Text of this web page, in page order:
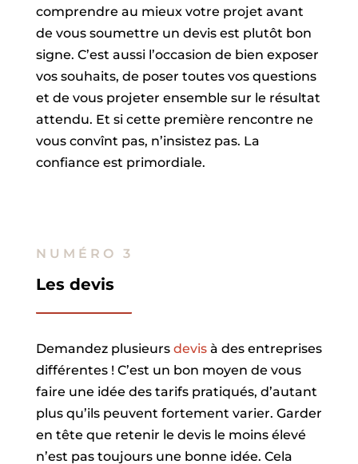
comprendre au mieux votre projet avant
de vous soumettre un devis est plutôt bon
signe. C’est aussi l’occasion de bien exposer
vos souhaits, de poser toutes vos questions
et de vous projeter ensemble sur le résultat
attendu. Et si cette première rencontre ne
vous convînt pas, n’insistez pas. La
confiance est primordiale.
NUMÉRO 3
Les devis
Demandez plusieurs devisà des entreprises
différentes ! C’est un bon moyen de vous
faire une idée des tarifs pratiqués, d’autant
plus qu’ils peuvent fortement varier. Garder
en tête que retenir le devis le moins élevé
n’est pas toujours une bonne idée. Cela